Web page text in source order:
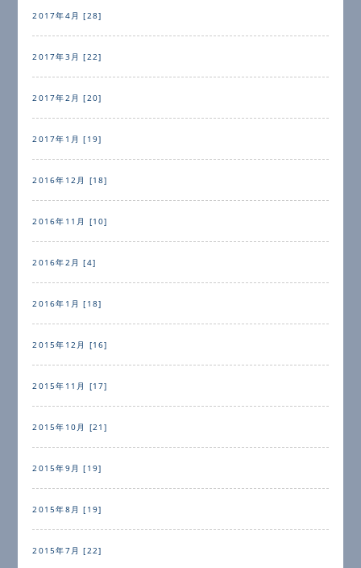
2017年4月 [28]
2017年3月 [22]
2017年2月 [20]
2017年1月 [19]
2016年12月 [18]
2016年11月 [10]
2016年2月 [4]
2016年1月 [18]
2015年12月 [16]
2015年11月 [17]
2015年10月 [21]
2015年9月 [19]
2015年8月 [19]
2015年7月 [22]